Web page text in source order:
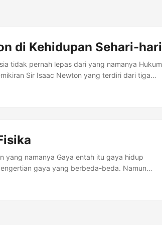
di Kehidupan Sehari-hari
tidak pernah lepas dari yang namanya Hukum
Sir Isaac Newton yang terdiri dari tiga
penerapan hukum newton yang ada,
yang namanya Gaya entah itu gaya hidup
gaya yang berbeda-beda. Namun
tidak hanya tentang pengertian Gaya saja